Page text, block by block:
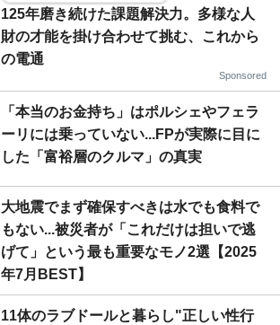
125年磨き続けた課題解決力。多様な人
財の才能を掛け合わせて挑む、これから
の電通
Sponsored
「本当のお金持ち」はポルシェやフェラ
ーリには乗っていない...FPが実際に目に
した「富裕層のクルマ」の真実
大地震でまず確保すべきは水でも食料で
もない...被災者が「これだけは担いで逃
げて」という最も重要なモノ2選【2025
年7月BEST】
11体のラブドールと暮らし"正しい性行